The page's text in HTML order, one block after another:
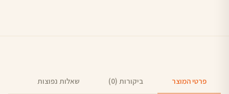
פרטי המוצר ביקורות (0) שאלות נפוצות